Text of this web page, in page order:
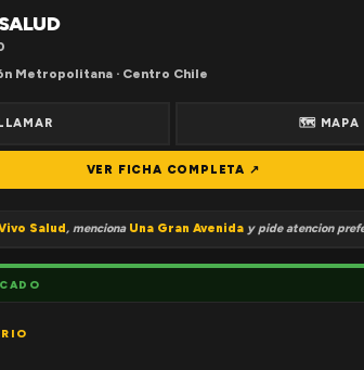
Metropolitana · Centro Chile
🗺 MAPA
VER FICHA COMPLETA ↗
Salud, menciona Una Gran Avenida y pide atencion